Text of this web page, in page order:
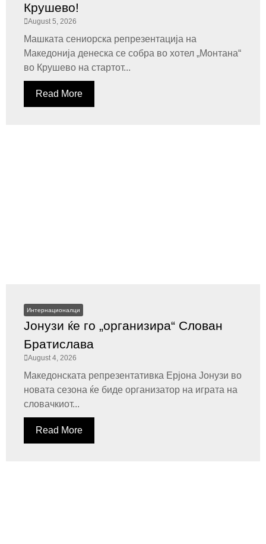
Крушево!
August 5, 2026
Машката сениорска репрезентација на
Македонија денеска се собра во хотел „Монтана“
во Крушево на стартот...
Read More
Интернационалци
Јонузи ќе го „организира“ Слован
Братислава
August 4, 2026
Македонската репрезентативка Ерјона Јонузи во
новата сезона ќе биде организатор на играта на
словачкиот...
Read More